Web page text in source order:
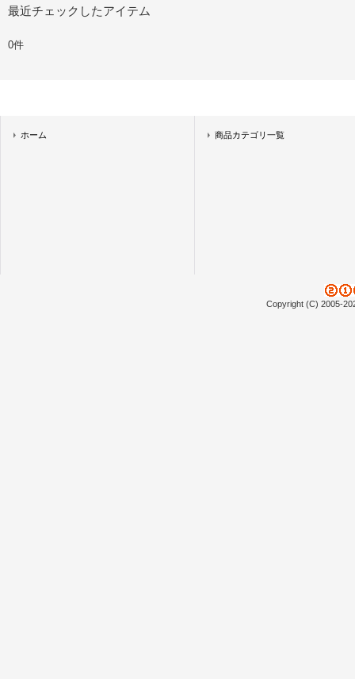
最近チェックしたアイテム
0件
ホーム 商品カテゴリ一覧
Copyright (C) 2005-